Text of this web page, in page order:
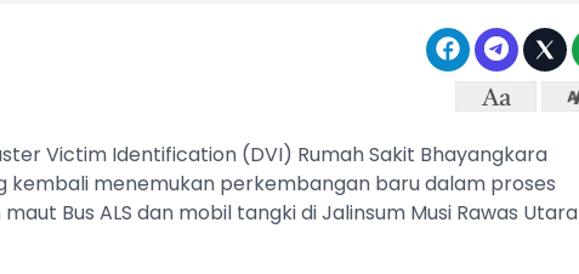
Victim Identification (DVI) Rumah Sakit Bhayangkara
kembali menemukan perkembangan baru dalam proses
Bus ALS dan mobil tangki di Jalinsum Musi Rawas Utara